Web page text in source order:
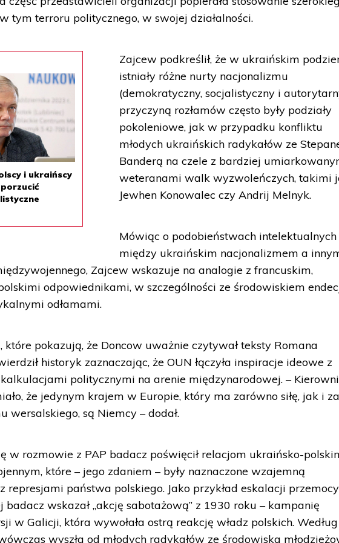
tym terroru politycznego, w swojej działalności.
i ukraińscy
Zajcew podkreślił, że w ukraińskim
istniały różne nurty nacjonalizmu
(demokratyczny, socjalistyczny i
przyczyną rozłamów często były podziały
pokoleniowe, jak w przypadku konfliktu
młodych ukraińskich radykałów ze
Banderą na czele z bardziej
weteranami walk wyzwoleńczych, takimi
Jewhen Konowalec czy Andrij Melnyk.
Mówiąc o podobieństwach intelektualnych
między ukraińskim nacjonalizmem a
Zajcew wskazuje na analogie z francuskim,
odpowiednikami, w szczególności ze środowiskiem
odłamami.
które pokazują, że Doncow uważnie czytywał teksty Romana
historyk zaznaczając, że OUN łączyła inspiracje ideowe z
politycznymi na arenie międzynarodowej. –
że jedynym krajem w Europie, który ma zarówno siłę, jak i
wersalskiego, są Niemcy – dodał.
w rozmowie z PAP badacz poświęcił relacjom ukraińsko-
które – jego zdaniem – były naznaczone wzajemną
represjami państwa polskiego. Jako przykład eskalacji
badacz wskazał „akcję sabotażową” z 1930 roku – kampanię
w Galicji, która wywołała ostrą reakcję władz polskich. Według
wyszła od młodych radykałów ze środowiska